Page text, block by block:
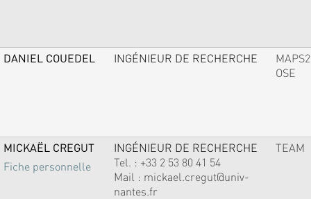
DANIEL COUEDEL INGÉNIEUR DE RECHERCHE
MAPS2
OSE
MICKAËL CREGUT
Fiche personnelle
INGÉNIEUR DE RECHERCHE
Tel. : +33 2 53 80 41 54
Mail : mickael.cregut@univ-
nantes.fr
TEAM